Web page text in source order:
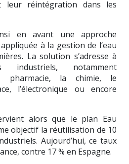
leur réintégration dans les
en avant une approche
à la gestion de l’eau
La solution s’adresse à
industriels, notamment
pharmacie, la chimie, le
l’électronique ou encore
alors que le plan Eau
objectif la réutilisation de 10
Aujourd’hui, ce taux
contre 17 % en Espagne.